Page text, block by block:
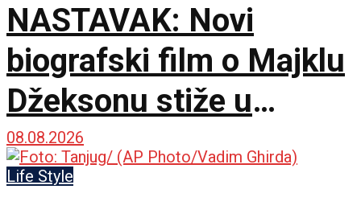
NASTAVAK: Novi
biografski film o Majklu
Džeksonu stiže u
bioskope
08.08.2026
Life Style